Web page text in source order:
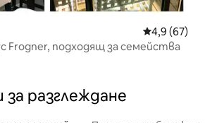
Средна
4,9 (67)
Frogner, подходящ за семейства
разглеждане